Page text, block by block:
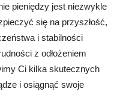
pieniędzy jest niezwykle
się na przyszłość,
i stabilności
z odłożeniem
Ci kilka skutecznych
i osiągnąć swoje